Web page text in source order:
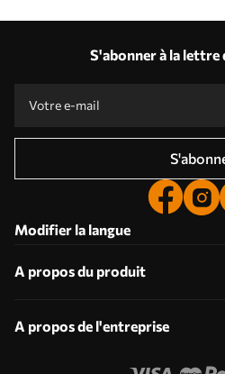
S'abonner à la
Modifier la langue
A propos du produit
A propos de l'entreprise